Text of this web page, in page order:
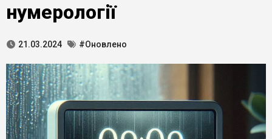
нумерології
21.03.2024 #Оновлено